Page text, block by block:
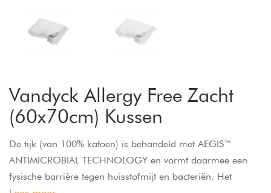
Vandyck Allergy Free Zacht
(60x70cm) Kussen
De tijk (van 100% katoen) is behandeld met AEGIS™
ANTIMICROBIAL TECHNOLOGY en vormt daarmee een
fysische barrière tegen huisstofmijt en bacteriën. Het